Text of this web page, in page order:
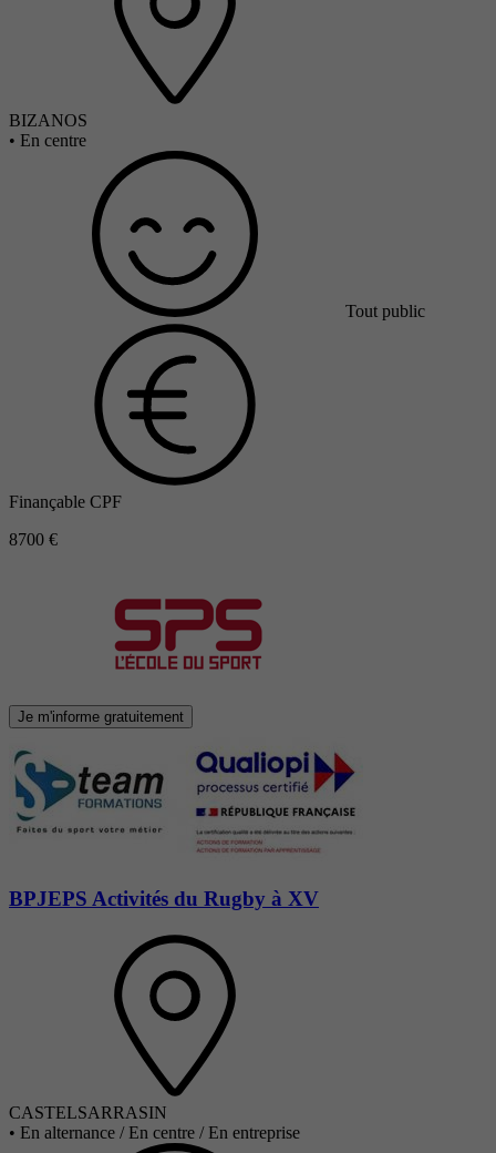
BIZANOS
• En centre
Tout public
Finançable CPF
8700 €
Je m'informe gratuitement
BPJEPS Activités du Rugby à XV
CASTELSARRASIN
• En alternance / En centre / En entreprise